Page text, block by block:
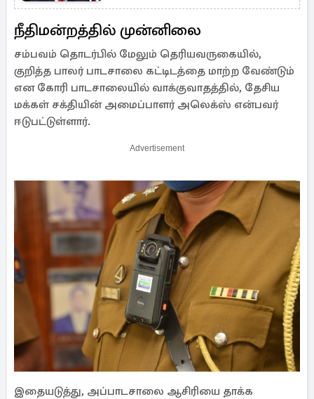
நீதிமன்றத்தில் முன்னிலை
சம்பவம் தொடர்பில் மேலும் தெரியவருகையில்,
குறித்த பாலர் பாடசாலை கட்டிடத்தை மாற்ற வேண்டும்
என கோரி பாடசாலையில் வாக்குவாதத்தில், தேசிய
மக்கள் சக்தியின் அமைப்பாளர் அலெக்ஸ் என்பவர்
ஈடுபட்டுள்ளார்.
Advertisement
இதையடுத்து, அப்பாடசாலை ஆசிரியை தாக்க